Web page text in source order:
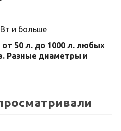
и больше
от 50 л. до 1000 л. любых
Разные диаметры и